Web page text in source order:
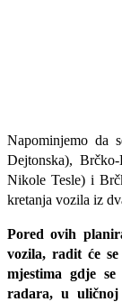
Napominjemo da
Dejtonska),
Nikole Tesle) i
kretanja vozila iz
Pored ovih
vozila, radit će
mjestima gdje
radara, u